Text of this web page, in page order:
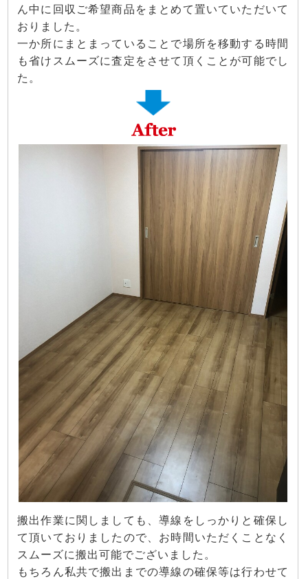
ん中に回収ご希望商品をまとめて置いていただいて
おりました。
一か所にまとまっていることで場所を移動する時間
も省けスムーズに査定をさせて頂くことが可能でし
た。
搬出作業に関しましても、導線をしっかりと確保し
て頂いておりましたので、お時間いただくことなく
スムーズに搬出可能でございました。
もちろん私共で搬出までの導線の確保等は行わせて